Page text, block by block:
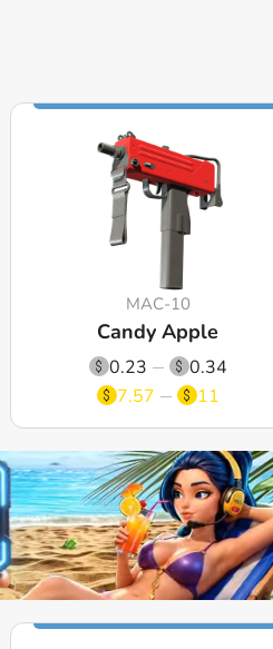
MAC-10
Candy Apple
0.23
0.34
7.57
11